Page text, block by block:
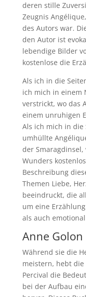
deren stille
Zeugnis
des Autors war.
den Autor ist
lebendige Bilder
kostenlose die
Als ich in die
ich mich in einem
verstrickt, wo das
einem unruhigen
Als ich mich in die
umhüllte
der
Wunders
Beschreibung
Themen Liebe,
beeindruckt, die
um eine
als auch
Anne Golon
Während sie die
meistern, hebt die
Percival die
bei der Aufbau